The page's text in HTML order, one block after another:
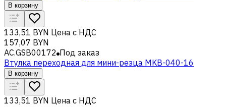
В корзину
133,51 BYN Цена с НДС
157,07 BYN
AC.GSB00172 Под заказ
Втулка переходная для мини-резца MKB-040-16
В корзину
133,51 BYN Цена с НДС